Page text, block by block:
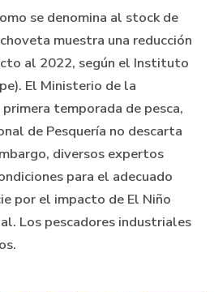
se denomina al stock de
muestra una reducción
al 2022, según el Instituto
El Ministerio de la
temporada de pesca,
de Pesquería no descarta
diversos expertos
para el adecuado
por el impacto de El Niño
Los pescadores industriales